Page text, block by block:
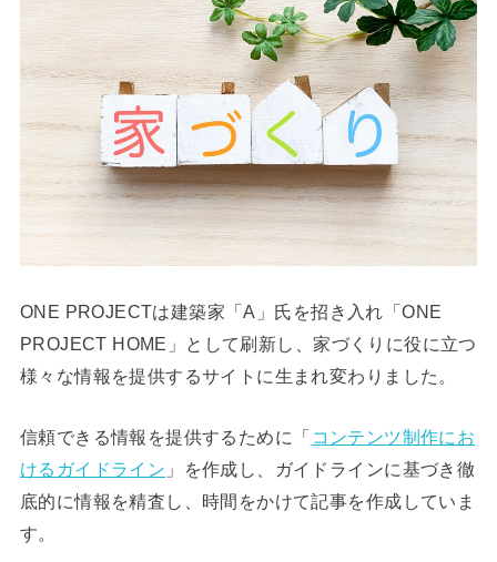
ONE PROJECTは建築家「A」氏を招き入れ「ONE
PROJECT HOME」として刷新し、家づくりに役に立つ
様々な情報を提供するサイトに生まれ変わりました。
信頼できる情報を提供するために「 コンテンツ制作にお
けるガイドライン 」を作成し、ガイドラインに基づき徹
底的に情報を精査し、時間をかけて記事を作成していま
す。